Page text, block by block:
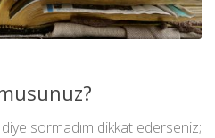
diye sormadım dikkat ederseniz;